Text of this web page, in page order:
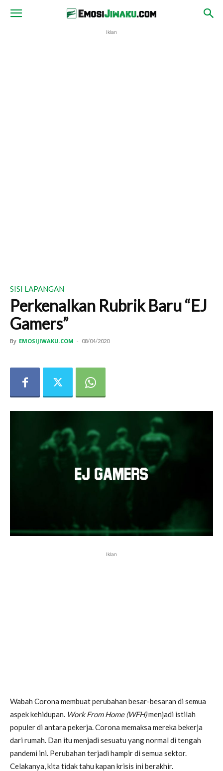
Iklan
SISI LAPANGAN
Perkenalkan Rubrik Baru “EJ
Gamers”
By EMOSIJIWAKU.COM - 08/04/2020
Iklan
Wabah Corona membuat perubahan besar-besaran di semua
aspek kehidupan. Work From Home (WFH)menjadi istilah
populer di antara pekerja. Corona memaksa mereka bekerja
dari rumah. Dan itu menjadi sesuatu yang normal di tengah
pandemi ini. Perubahan terjadi hampir di semua sektor.
Celakanya, kita tidak tahu kapan krisis ini berakhir.